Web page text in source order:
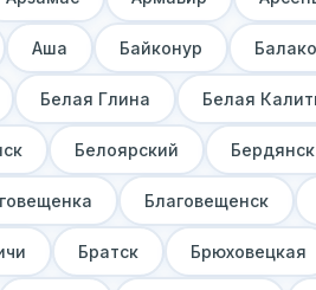
Аша Байконур
Белая Глина Белая
Белоярский Бердянск
Благовещенск
Братск Брюховецкая